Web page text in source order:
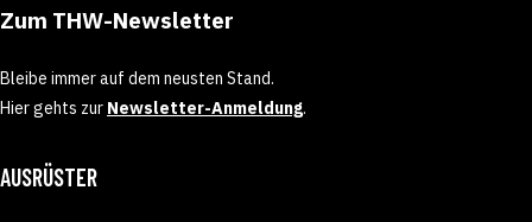
Zum THW-Newsletter
Bleibe immer auf dem neusten Stand.
Hier gehts zur Newsletter-Anmeldung.
AUSRÜSTER